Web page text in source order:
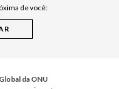
de você:
da ONU